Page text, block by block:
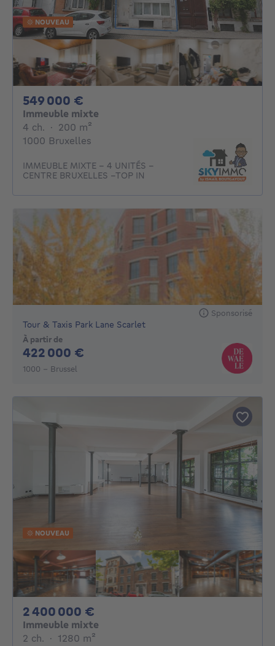
NOUVEAU
549 000 €
Immeuble mixte
4 ch. 4 chambres
· 200 m²
1000 Bruxelles
IMMEUBLE MIXTE – 4 UNITÉS –
CENTRE BRUXELLES –TOP IN
Sponsorisé
Tour & Taxis Park Lane Scarlet
À partir de
422 000 €
1000 - Brussel
NOUVEAU
2 400 000 €
Immeuble mixte
2 ch. 2 chambres
· 1280 m²